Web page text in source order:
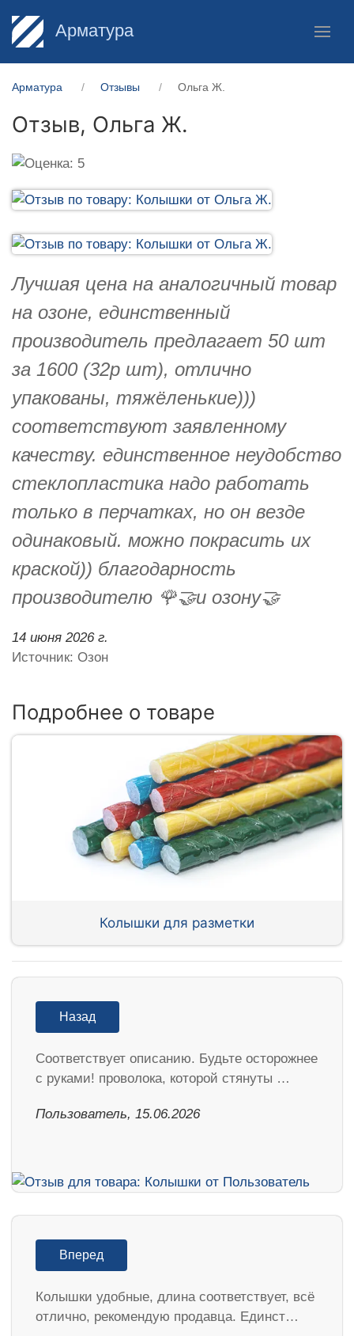
Арматура
Арматура Отзывы Ольга Ж.
Отзыв, Ольга Ж.
Лучшая цена на аналогичный товар
на озоне, единственный
производитель предлагает 50 шт
за 1600 (32р шт), отлично
упакованы, тяжёленькие)))
соответствуют заявленному
качеству. единственное неудобство
стеклопластика надо работать
только в перчатках, но он везде
одинаковый. можно покрасить их
краской)) благодарность
производителю 🌹🤝и озону🤝
14 июня 2026 г.
Источник: Озон
Подробнее о товаре
Колышки для разметки
Назад
Соответствует описанию. Будьте осторожнее
с руками! проволока, которой стянуты …
Пользователь, 15.06.2026
Вперед
Колышки удобные, длина соответствует, всё
отлично, рекомендую продавца. Единст…